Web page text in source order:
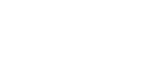
변수"